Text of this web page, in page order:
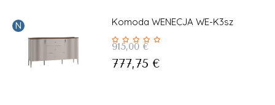
N Komoda WENECJA WE-K3sz
915,00 €
777,75 €